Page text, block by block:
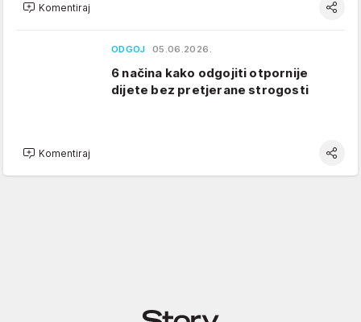
Komentiraj
ODGOJ 05.06.2026.
6 načina kako odgojiti otpornije
dijete bez pretjerane strogosti
Komentiraj